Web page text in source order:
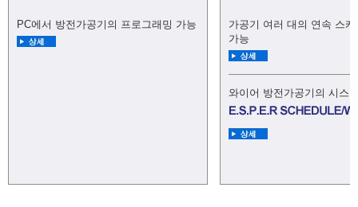
PC에서 방전가공기의 프로그래밍 가능
가공기 여러 대의 연속 스
가능
와이어 방전가공기의 시스